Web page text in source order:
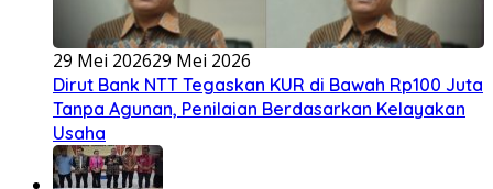
29 Mei 202629 Mei 2026
Dirut Bank NTT Tegaskan KUR di Bawah Rp100 Juta
Tanpa Agunan, Penilaian Berdasarkan Kelayakan
Usaha